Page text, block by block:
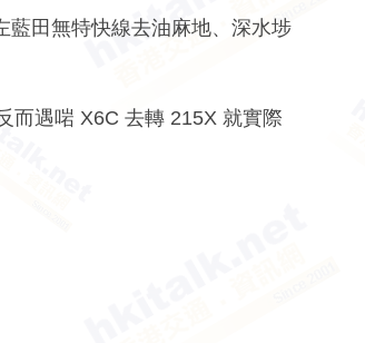
藍田無特快線去油麻地、深水埗
而遇啱 X6C 去轉 215X 就實際